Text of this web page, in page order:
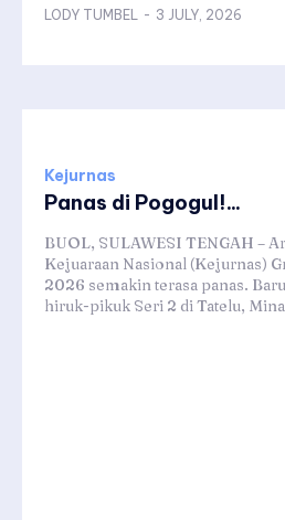
LODY TUMBEL - 3 JULY, 2026
Kejurnas
Panas di Pogogul!...
BUOL, SULAWESI TENGAH –
Kejuaraan Nasional (Kejurnas)
2026 semakin terasa panas.
hiruk-pikuk Seri 2 di Tatelu,